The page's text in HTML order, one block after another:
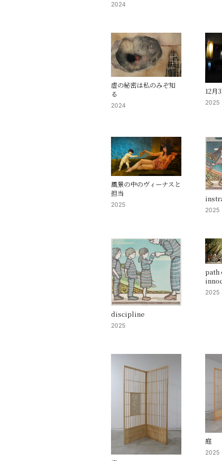
2024
虚の秘密は私のみぞ知
る
2024
12月
2025
風景の中のヴィーナスと
担当
2025
2025
discipline
2025
path
2025
庭
2025